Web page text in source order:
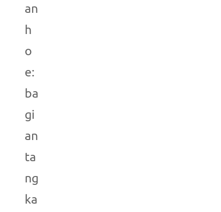
an
h
o
e:
ba
gi
an
ta
ng
ka